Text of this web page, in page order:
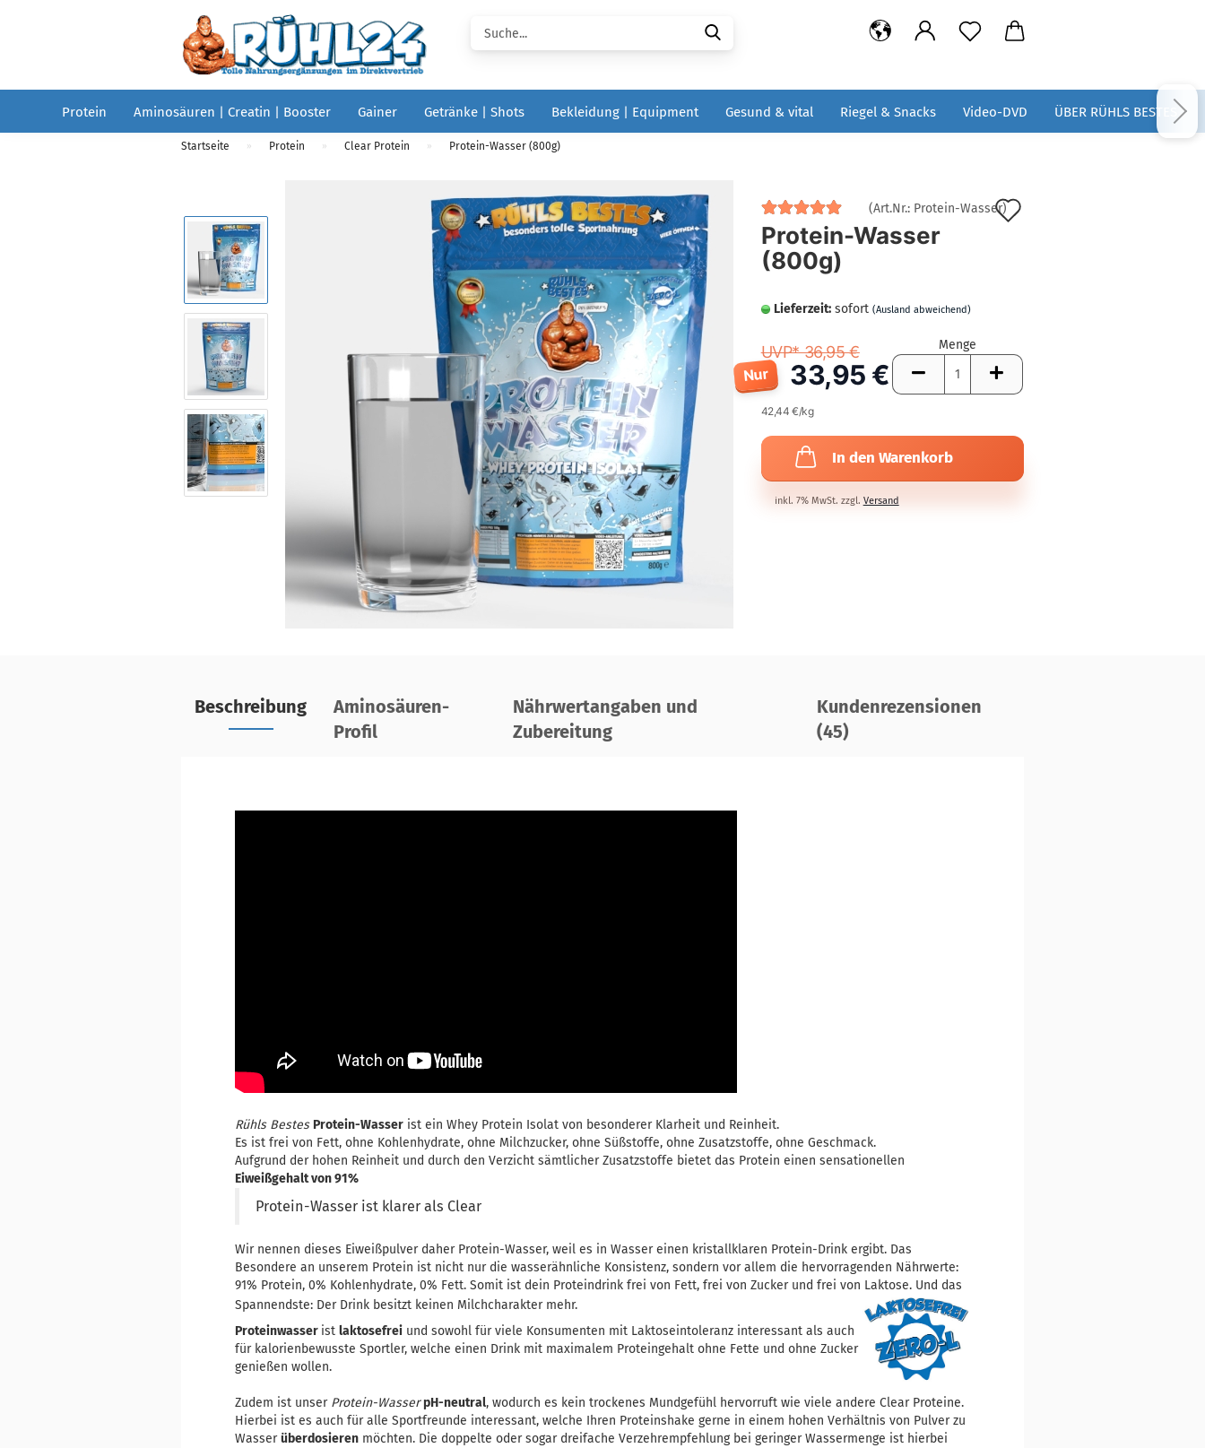
Protein Aminosäuren | Creatin | Booster Gainer Getränke | Shots Bekleidung | Equipment Gesund & vital Riegel & Snacks Video-DVD ÜBER RÜHLS BESTES
Startseite » Protein » Clear Protein » Protein-Wasser (800g)
(Art.Nr.: Protein-Wasser)
Protein-Wasser
(800g)
Lieferzeit: sofort (Ausland abweichend)
UVP* 36,95 €
Nur 33,95 €
42,44 €/kg
Menge
In den Warenkorb
inkl. 7% MwSt. zzgl. Versand
Beschreibung
Aminosäuren-
Profil
Nährwertangaben und
Zubereitung
Kundenrezensionen
(45)
Rühls Bestes Protein-Wasser ist ein Whey Protein Isolat von besonderer Klarheit und Reinheit.
Es ist frei von Fett, ohne Kohlenhydrate, ohne Milchzucker, ohne Süßstoffe, ohne Zusatzstoffe, ohne Geschmack.
Aufgrund der hohen Reinheit und durch den Verzicht sämtlicher Zusatzstoffe bietet das Protein einen sensationellen
Eiweißgehalt von 91%
Protein-Wasser ist klarer als Clear
Wir nennen dieses Eiweißpulver daher Protein-Wasser, weil es in Wasser einen kristallklaren Protein-Drink ergibt. Das
Besondere an unserem Protein ist nicht nur die wasserähnliche Konsistenz, sondern vor allem die hervorragenden Nährwerte:
91% Protein, 0% Kohlenhydrate, 0% Fett. Somit ist dein Proteindrink frei von Fett, frei von Zucker und frei von Laktose. Und das
Spannendste: Der Drink besitzt keinen Milchcharakter mehr.
Proteinwasser ist laktosefrei und sowohl für viele Konsumenten mit Laktoseintoleranz interessant als auch
für kalorienbewusste Sportler, welche einen Drink mit maximalem Proteingehalt ohne Fette und ohne Zucker
genießen wollen.
Zudem ist unser Protein-Wasser pH-neutral, wodurch es kein trockenes Mundgefühl hervorruft wie viele andere Clear Proteine.
Hierbei ist es auch für alle Sportfreunde interessant, welche Ihren Proteinshake gerne in einem hohen Verhältnis von Pulver zu
Wasserüberdosieren möchten. Die doppelte oder sogar dreifache Verzehrempfehlung bei geringer Wassermenge ist hierbei